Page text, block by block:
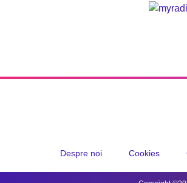
Despre noi Cookies